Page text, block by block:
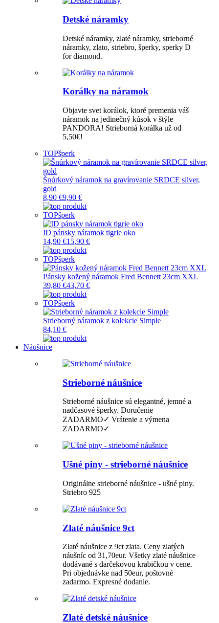
Detské náramky
Detské náramky, zlaté náramky, strieborné
náramky, zlato, striebro, šperky, sperky D
for diamond.
Korálky na náramok
Objavte svet korálok, ktoré premenia váš
náramok na jedinečný kúsok v štýle
PANDORA! Strieborná korálka už od
5,50€!
TOPšperk
Šnúrkový náramok na gravírovanie SRDCE silver,
gold
8,90 €9,90 €
TOPšperk
ID pánsky náramok tigrie oko
14,90 €15,90 €
TOPšperk
Pánsky kožený náramok Fred Bennett 23cm XXL
39,80 €43,70 €
TOPšperk
Strieborný náramok z kolekcie Simple
84,10 €
Náušnice
Strieborné náušnice
Strieborné náušnice sú elegantné, jemné a
nadčasové šperky. Doručenie
ZADARMO✓ Vrátenie a výmena
ZADARMO✓
Ušné piny - strieborné náušnice
Originálne strieborné náušnice - ušné piny.
Striebro 925
Zlaté náušnice 9ct
Zlaté náušnice z 9ct zlata. Ceny zlatých
náušníc od 31,70eur. Všetky zlaté náušnice
dodávané s darčekovou krabičkou v cene.
Pri objednávke nad 50eur, poštovné
zadarmo. Expresné dodanie.
Zlaté detské náušnice